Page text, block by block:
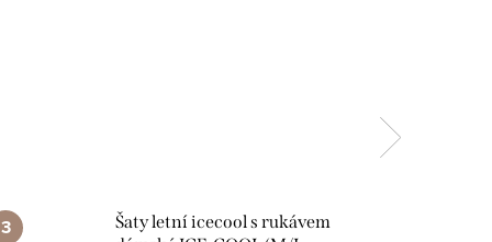
Šaty letní icecool s rukávem